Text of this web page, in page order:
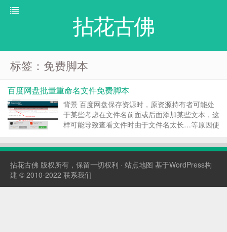
拈花古佛
标签：免费脚本
百度网盘批量重命名文件免费脚本
背景 百度网盘保存资源时，原资源持有者可能处
于某些考虑在文件名前面或后面添加某些文本，这
样可能导致查看文件时由于文件名太长…等原因使
添加 请联系qq:【xxxxx】 或 来源于网站:
拈花古佛 版权所有，保留一切权利 · 站点地图 基于WordPress构
建 © 2010-2022 联系我们